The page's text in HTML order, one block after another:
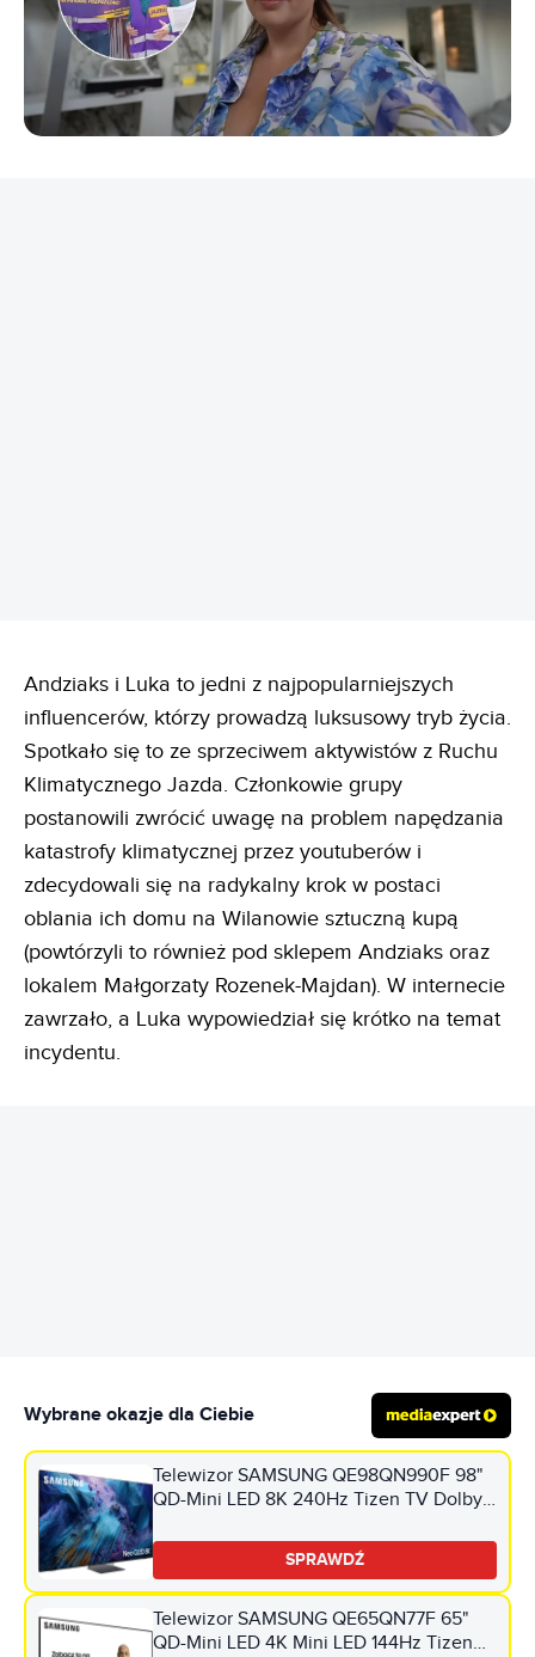
Andziaks i Luka to jedni z najpopularniejszych
influencerów, którzy prowadzą luksusowy tryb życia.
Spotkało się to ze sprzeciwem aktywistów z Ruchu
Klimatycznego Jazda. Członkowie grupy
postanowili zwrócić uwagę na problem napędzania
katastrofy klimatycznej przez youtuberów i
zdecydowali się na radykalny krok w postaci
oblania ich domu na Wilanowie sztuczną kupą
(powtórzyli to również pod sklepem Andziaks oraz
lokalem Małgorzaty Rozenek-Majdan). W internecie
zawrzało, a Luka wypowiedział się krótko na temat
incydentu.
Wybrane okazje dla Ciebie
Telewizor SAMSUNG QE98QN990F 98"
QD-Mini LED 8K 240Hz Tizen TV Dolby
SPRAWDŹ
Telewizor SAMSUNG QE65QN77F 65"
QD-Mini LED 4K Mini LED 144Hz Tizen